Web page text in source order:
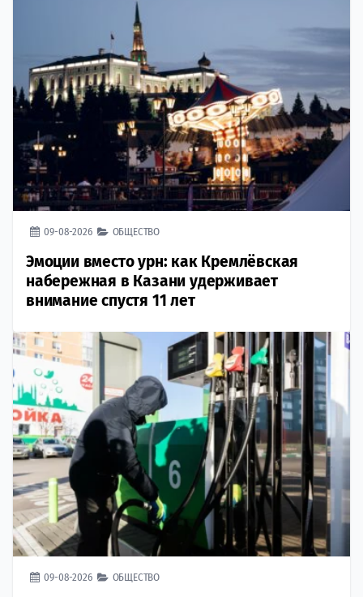
09-08-2026 ОБЩЕСТВО
Эмоции вместо урн: как Кремлёвская
набережная в Казани удерживает
внимание спустя 11 лет
09-08-2026 ОБЩЕСТВО